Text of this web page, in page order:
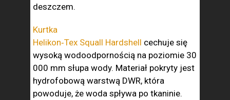
deszczem.
Kurtka
Helikon‑Tex Squall Hardshell cechuje się
wysoką wodoodpornością na poziomie 30
000 mm słupa wody. Materiał pokryty jest
hydrofobową warstwą DWR, która
powoduje, że woda spływa po tkaninie.